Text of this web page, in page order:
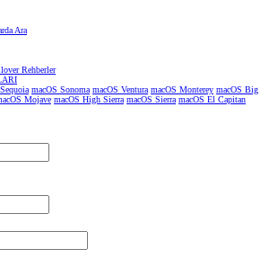
Ara
Rehberler
macOS Sonoma macOS Ventura macOS Monterey macOS Big
Mojave macOS High Sierra macOS Sierra macOS El Capitan